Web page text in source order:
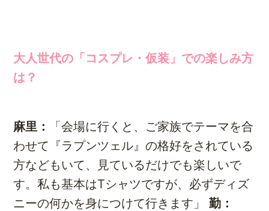
大人世代の「コスプレ・仮装」での楽しみ方
は？
麻里：
「会場に行くと、ご家族でテーマを合
わせて『ラプンツェル』の格好をされている
方などもいて、見ているだけでも楽しいで
す。私も基本はTシャツですが、必ずディズ
ニーの何かを身につけて行きます」勤：